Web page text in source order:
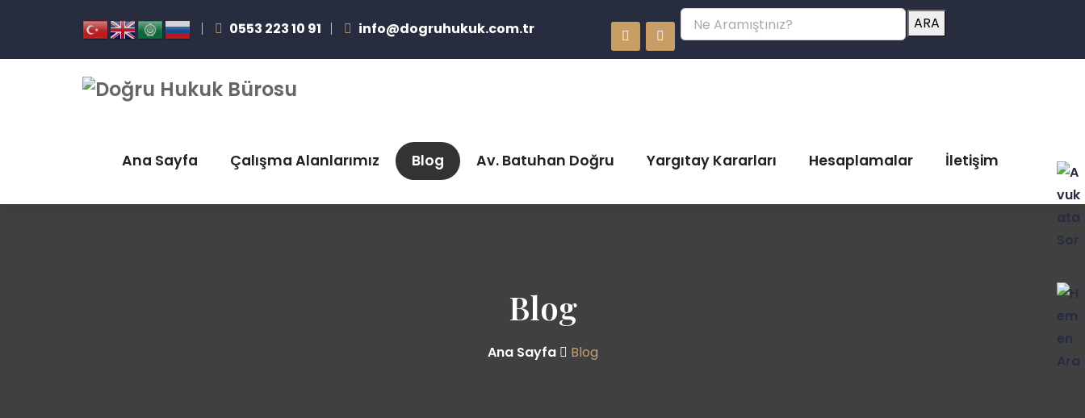
0553 223 10 91 info@dogruhukuk.com.tr ARA
Ana Sayfa Çalışma Alanlarımız Blog Av. Batuhan Doğru Yargıtay Kararları Hesaplamalar İletişim
Blog
Ana Sayfa Blog